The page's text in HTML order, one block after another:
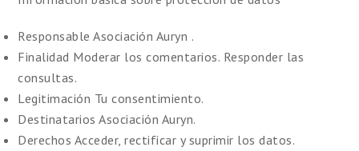
Responsable Asociación Auryn .
Finalidad Moderar los comentarios. Responder las
consultas.
Legitimación Tu consentimiento.
Destinatarios Asociación Auryn.
Derechos Acceder, rectificar y suprimir los datos.